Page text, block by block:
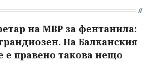
на МВР за фентанила:
На Балканския
е правено такова нещо